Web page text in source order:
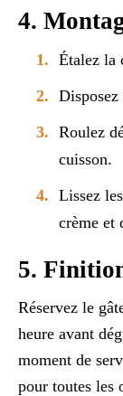
4.
Étalez la
Roulez
cuisson.
Lissez
crème et
5.
Réservez le
heure avant
moment de
pour toutes les